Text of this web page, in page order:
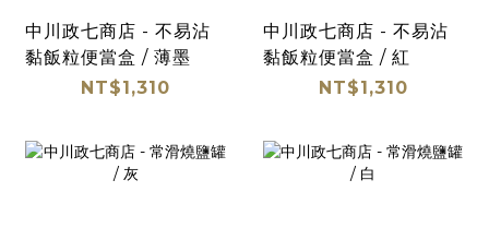
中川政七商店 - 不易沾
黏飯粒便當盒 / 薄墨
NT$1,310
中川政七商店 - 不易沾
黏飯粒便當盒 / 紅
NT$1,310